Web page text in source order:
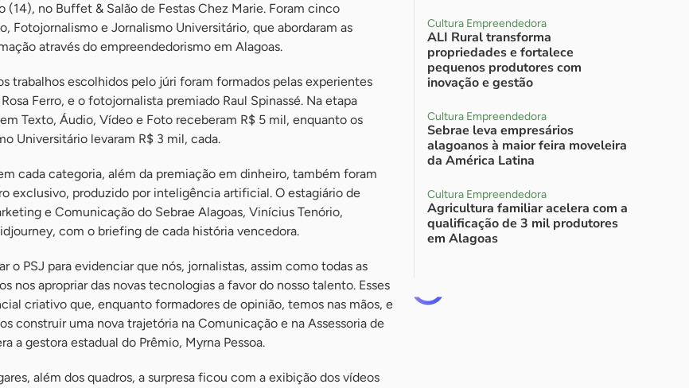
(14), no Buffet & Salão de Festas Chez Marie. Foram cinco
Fotojornalismo e Jornalismo Universitário, que abordaram as
através do empreendedorismo em Alagoas.
trabalhos escolhidos pelo júri foram formados pelas experientes
Ferro, e o fotojornalista premiado Raul Spinassé. Na etapa
Texto, Áudio, Vídeo e Foto receberam R$ 5 mil, enquanto os
Universitário levaram R$ 3 mil, cada.
cada categoria, além da premiação em dinheiro, também foram
exclusivo, produzido por inteligência artificial. O estagiário de
e Comunicação do Sebrae Alagoas, Vinícius Tenório,
com o briefing de cada história vencedora.
o PSJ para evidenciar que nós, jornalistas, assim como todas as
nos apropriar das novas tecnologias a favor do nosso talento. Esses
criativo que, enquanto formadores de opinião, temos nas mãos, e
construir uma nova trajetória na Comunicação e na Assessoria de
a gestora estadual do Prêmio, Myrna Pessoa.
além dos quadros, a surpresa ficou com a exibição dos vídeos
Cultura Empreendedora
ALI Rural transforma
propriedades e fortalece
pequenos produtores com
inovação e gestão
Cultura Empreendedora
Sebrae leva empresários
alagoanos à maior feira moveleira
da América Latina
Cultura Empreendedora
Agricultura familiar acelera com a
qualificação de 3 mil produtores
em Alagoas